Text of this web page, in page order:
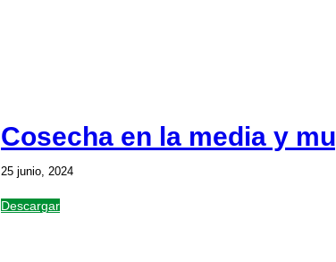
Cosecha en la media y
25 junio, 2024
Descargar